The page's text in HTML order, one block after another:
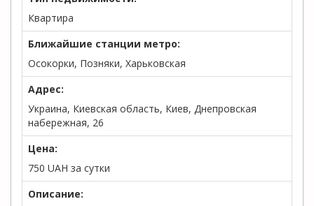
Квартира
Ближайшие станции метро:
Осокорки, Позняки, Харьковская
Адрес:
Украина, Киевская область, Киев, Днепровская
набережная, 26
Цена:
750 UAH за сутки
Описание: